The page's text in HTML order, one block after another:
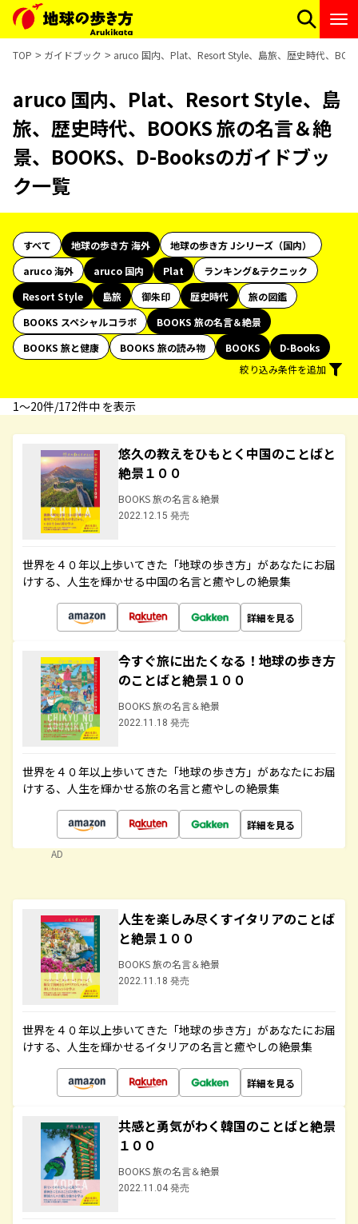
TOP ガイドブック aruco 国内、Plat、Resort Style、島旅、歴史時代、
aruco 国内、Plat、Resort Style、島
旅、歴史時代、BOOKS 旅の名言＆絶
景、BOOKS、D-Booksのガイドブッ
ク一覧
すべて 地球の歩き方 海外
地球の歩き方 Jシリーズ（国内）
aruco 海外
aruco 国内 Plat
ランキング&テクニック
Resort Style
島旅 御朱印 歴史時代
旅の図鑑
BOOKS スペシャルコラボ
BOOKS 旅の名言＆絶景
BOOKS 旅と健康
BOOKS 旅の読み物 BOOKS
D-Books
絞り込み条件を追加
1〜20件/172件中 を表示
悠久の教えをひもとく中国のことばと
絶景１００
BOOKS 旅の名言＆絶景
2022.12.15 発売
世界を４０年以上歩いてきた「地球の歩き方」があなたにお届
けする、人生を輝かせる中国の名言と癒やしの絶景集
詳細を見る
今すぐ旅に出たくなる！地球の歩き方
のことばと絶景１００
BOOKS 旅の名言＆絶景
2022.11.18 発売
世界を４０年以上歩いてきた「地球の歩き方」があなたにお届
けする、人生を輝かせる旅の名言と癒やしの絶景集
詳細を見る
AD
人生を楽しみ尽くすイタリアのことば
と絶景１００
BOOKS 旅の名言＆絶景
2022.11.18 発売
世界を４０年以上歩いてきた「地球の歩き方」があなたにお届
けする、人生を輝かせるイタリアの名言と癒やしの絶景集
詳細を見る
共感と勇気がわく韓国のことばと絶景
１００
BOOKS 旅の名言＆絶景
2022.11.04 発売